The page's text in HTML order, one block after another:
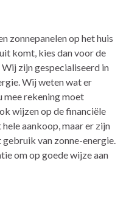
zonnepanelen op het huis
komt, kies dan voor de
Wij zijn gespecialiseerd in
Wij weten wat er
mee rekening moet
wijzen op de financiële
aankoop, maar er zijn
van zonne-energie.
om op goede wijze aan